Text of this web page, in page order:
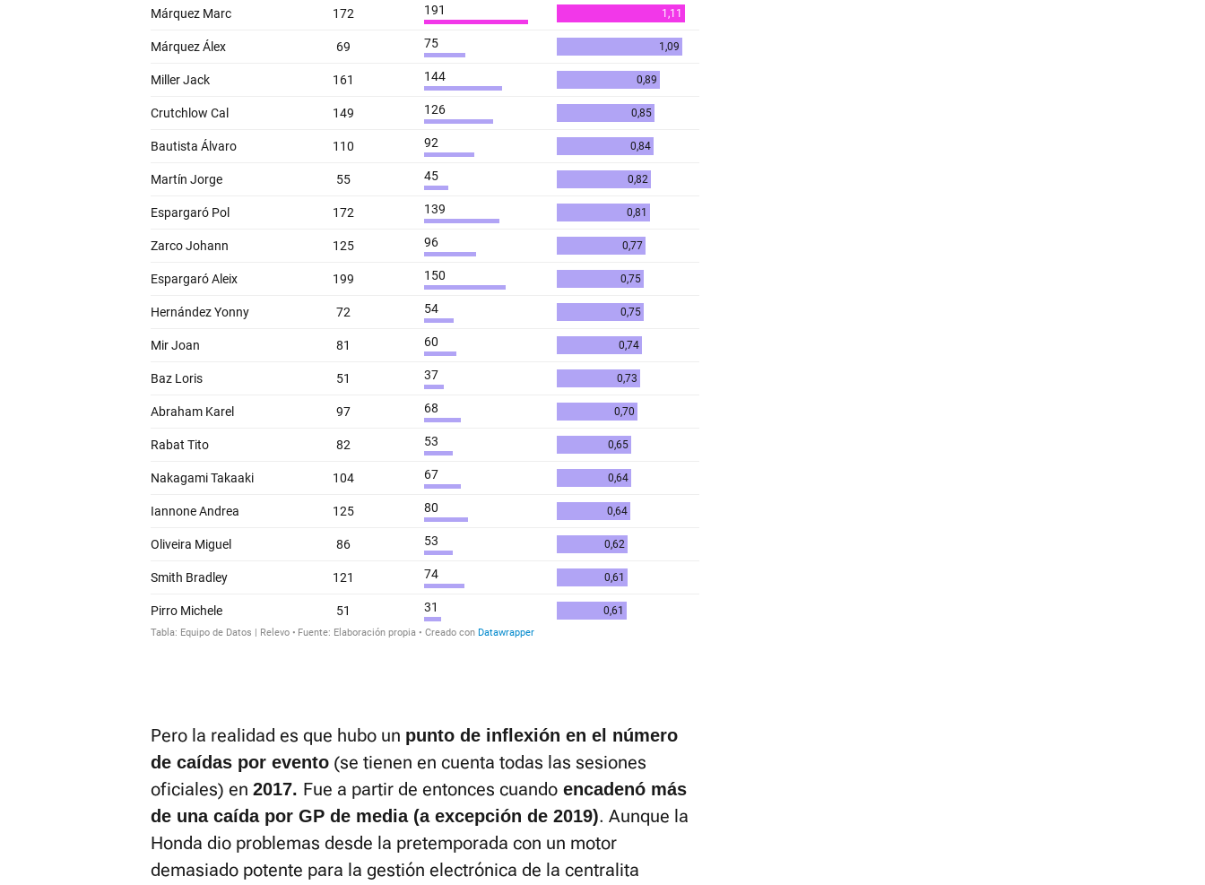
Pero la realidad es que hubo un punto de inflexión en el número
de caídas por evento (se tienen en cuenta todas las sesiones
oficiales) en 2017. Fue a partir de entonces cuando encadenó más
de una caída por GP de media (a excepción de 2019). Aunque la
Honda dio problemas desde la pretemporada con un motor
demasiado potente para la gestión electrónica de la centralita